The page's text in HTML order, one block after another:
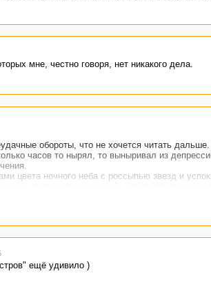
мне, честно говоря, нет никакого дела.
обороты, что не хочется читать
часов то нырял, то выныривал из
цвета ночного неба с россыпью звезд и
ещё удивило )